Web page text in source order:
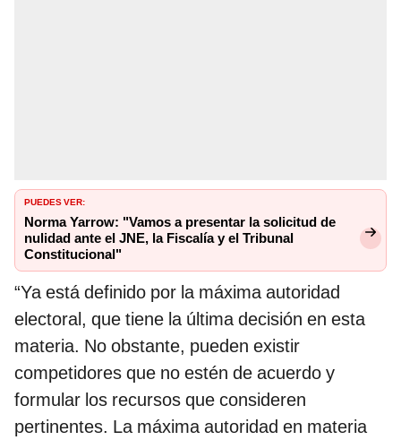
PUEDES VER:
Norma Yarrow: "Vamos a presentar la solicitud de
nulidad ante el JNE, la Fiscalía y el Tribunal
Constitucional"
“Ya está definido por la máxima autoridad
electoral, que tiene la última decisión en esta
materia. No obstante, pueden existir
competidores que no estén de acuerdo y
formular los recursos que consideren
pertinentes. La máxima autoridad en materia